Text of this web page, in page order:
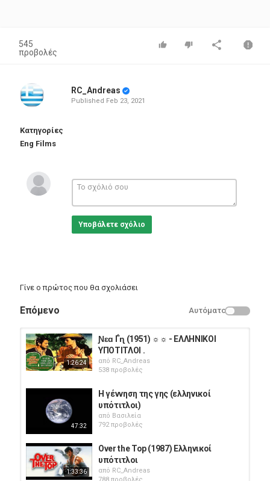
545
προβολές
RC_Andreas
Published Feb 23, 2021
Κατηγορίες
Eng Films
Υποβάλετε σχόλιο
Γίνε ο πρώτος που θα σχολιάσει
Επόμενο Αυτόματο
1:26:24
Ɲɛɑ Ѓɳ (1951) ☼☼ - ΕΛΛΗΝΙΚΟΙ
ΥΠΟΤΙΤΛΟΙ .
από RC_Andreas
538 προβολές
47:32
Η γέννηση της γης (ελληνικοί
υπότιτλοι)
από Βασιλεία
792 προβολές
1:33:36
Over the Top (1987) Ελληνικοί
υπότιτλοι
από RC_Andreas
788 προβολές